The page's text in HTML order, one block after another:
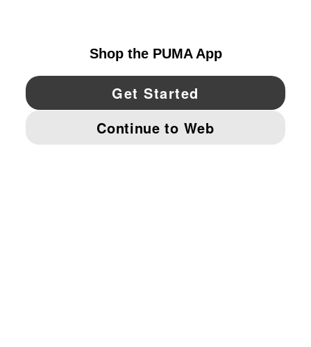
YouTube Twitter Pinterest
IMPRINT AND LEGAL DATA